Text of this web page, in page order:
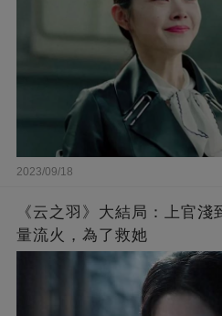
2023/09/18
《云之羽》大結局：上官
量流火，為了救她